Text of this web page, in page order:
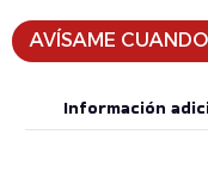
AVÍSAME
Información